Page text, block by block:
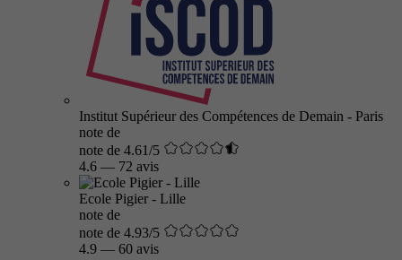
Institut Supérieur des Compétences de Demain - Paris
note de
note de 4.61/5
4.6 — 72 avis
Ecole Pigier - Lille
note de
note de 4.93/5
4.9 — 60 avis